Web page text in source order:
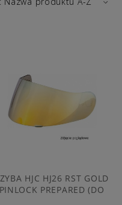
HJC HJ26 RST GOLD
PINLOCK PREPARED (DO